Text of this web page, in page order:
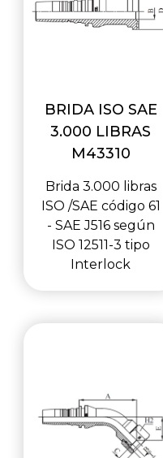
BRIDA ISO SAE
3.000 LIBRAS
M43310
Brida 3.000 libras
ISO /SAE código 61
- SAE J516 según
ISO 12511-3 tipo
Interlock